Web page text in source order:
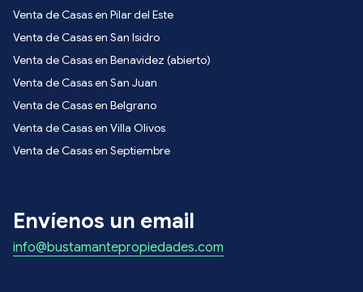
Venta de Casas en Pilar del Este
Venta de Casas en San Isidro
Venta de Casas en Benavidez (abierto)
Venta de Casas en San Juan
Venta de Casas en Belgrano
Venta de Casas en Villa Olivos
Venta de Casas en Septiembre
Envíenos un email
info@bustamantepropiedades.com